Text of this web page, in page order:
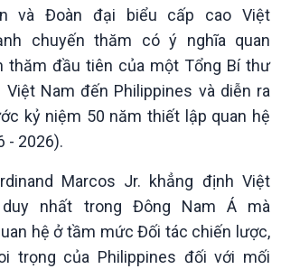
dân
Thế giới
Tin thế giới
Vấn đề quốc tế
Hồ sơ sự kiện quốc tế
và Đoàn đại biểu cấp cao Việt
chuyến thăm có ý nghĩa quan
thăm đầu tiên của một Tổng Bí thư
Nam đến Philippines và diễn ra
kỷ niệm 50 năm thiết lập quan hệ
- 2026).
Marcos Jr. khẳng định Việt
nhất trong Đông Nam Á mà
hệ ở tầm mức Đối tác chiến lược,
trọng của Philippines đối với mối